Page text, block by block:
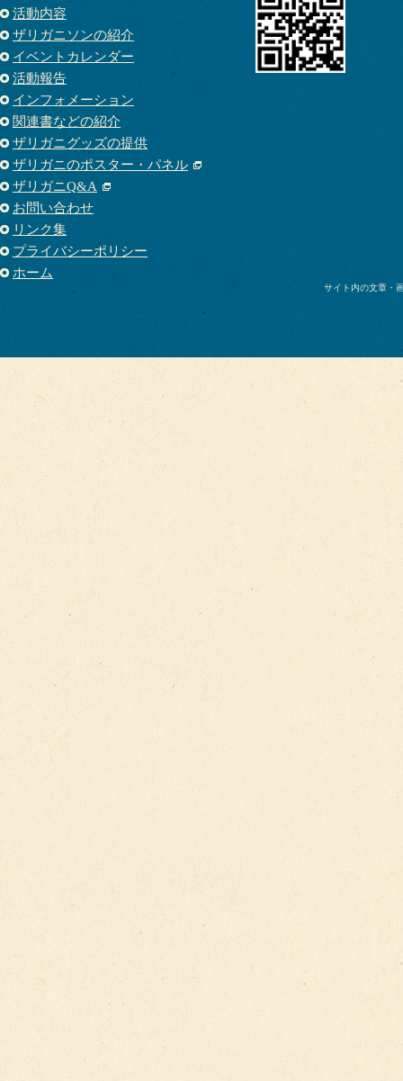
活動内容
ザリガニソンの紹介
イベントカレンダー
活動報告
インフォメーション
関連書などの紹介
ザリガニグッズの提供
ザリガニのポスター・パネル
ザリガニQ&A
お問い合わせ
リンク集
プライバシーポリシー
ホーム
サイト内の文章・